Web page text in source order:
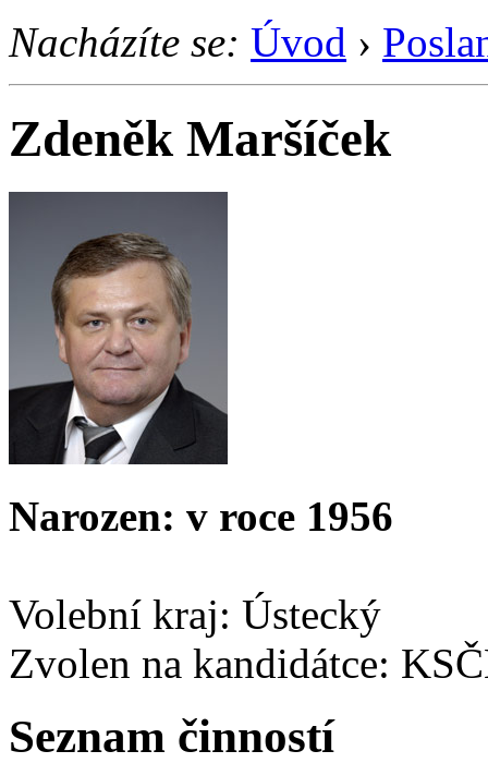
Nacházíte se: Úvod ›
Zdeněk Maršíček
Narozen: v roce 1956
Volební kraj: Ústecký
Zvolen na kandidátce:
Seznam činností